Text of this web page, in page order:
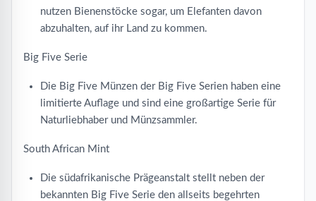
nutzen Bienenstöcke sogar, um Elefanten davon
abzuhalten, auf ihr Land zu kommen.
Big Five Serie
Die Big Five Münzen der Big Five Serien haben eine
limitierte Auflage und sind eine großartige Serie für
Naturliebhaber und Münzsammler.
South African Mint
Die südafrikanische Prägeanstalt stellt neben der
bekannten Big Five Serie den allseits begehrten